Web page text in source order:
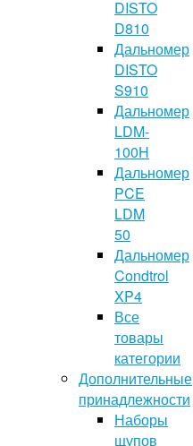
DISTO
D810
Дальномер
DISTO
S910
Дальномер
LDM-
100H
Дальномер
PCE
LDM
50
Дальномер
Condtrol
XP4
Все
товары
категории
Дополнительные
принадлежности
Наборы
щупов